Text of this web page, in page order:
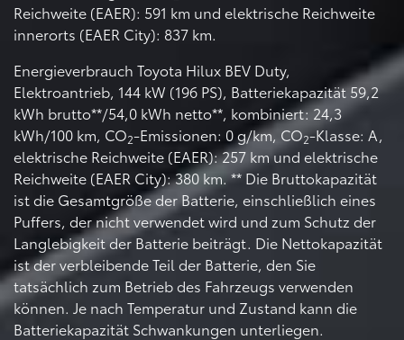
Reichweite (EAER): 591 km und elektrische Reichweite
innerorts (EAER City): 837 km.
Energieverbrauch Toyota Hilux BEV Duty,
Elektroantrieb, 144 kW (196 PS), Batteriekapazität 59,2
kWh brutto**/54,0 kWh netto**, kombiniert: 24,3
kWh/100 km, CO2-Emissionen: 0 g/km, CO2-Klasse: A,
elektrische Reichweite (EAER): 257 km und elektrische
Reichweite (EAER City): 380 km. ** Die Bruttokapazität
ist die Gesamtgröße der Batterie, einschließlich eines
Puffers, der nicht verwendet wird und zum Schutz der
Langlebigkeit der Batterie beiträgt. Die Nettokapazität
ist der verbleibende Teil der Batterie, den Sie
tatsächlich zum Betrieb des Fahrzeugs verwenden
können. Je nach Temperatur und Zustand kann die
Batteriekapazität Schwankungen unterliegen.